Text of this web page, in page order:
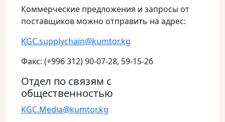
Коммерческие предложения и запросы от
поставщиков можно отправить на адрес:
KGC.supplychain@kumtor.kg
Факс: (+996 312) 90-07-28, 59-15-26
Отдел по связям с
общественностью
KGC.Media@kumtor.kg